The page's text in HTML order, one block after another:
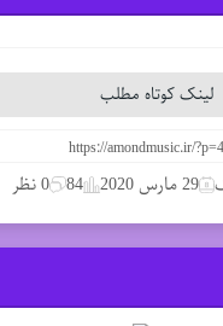
لینک کوتاه مطلب
29 مارس 2020 84 0 نظر